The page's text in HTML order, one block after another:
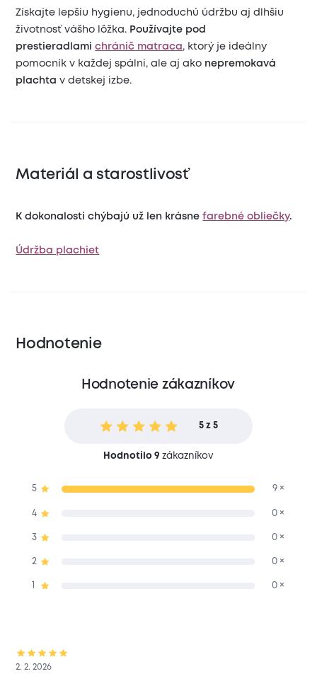
Získajte lepšiu hygienu, jednoduchú údržbu aj dlhšiu
životnosť vášho lôžka. Používajte pod
prestieradlamichránič matraca , ktorý je ideálny
pomocník v každej spálni, ale aj ako nepremokavá
plachta v detskej izbe.
Materiál a starostlivosť
K dokonalosti chýbajú už len krásnefarebné obliečky.
Údržba plachiet
Hodnotenie
Hodnotenie zákazníkov
5 z 5
Hodnotilo 9 zákazníkov
5 9 ×
4 0 ×
3 0 ×
2 0 ×
0 ×
2. 2. 2026